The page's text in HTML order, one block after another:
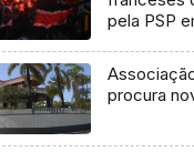
pela PSP
procura